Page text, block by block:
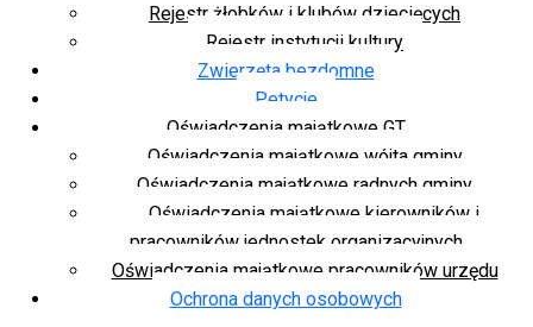
Rejestr żłobków i klubów dziecięcych
Rejestr instytucji kultury
Zwierzęta bezdomne
Petycje
Oświadczenia majątkowe GT
Oświadczenia majątkowe wójta gminy
Oświadczenia majątkowe radnych gminy
Oświadczenia majątkowe kierowników i
pracowników jednostek organizacyjnych
Oświadczenia majątkowe pracowników urzędu
Ochrona danych osobowych